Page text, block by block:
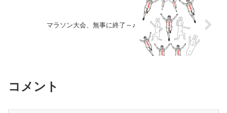
マラソン大会、無事に終了～♪
コメント